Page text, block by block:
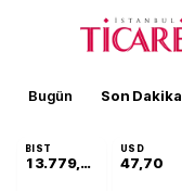
Bugün Son Dakika
BIST
13.779,39
USD
47,70